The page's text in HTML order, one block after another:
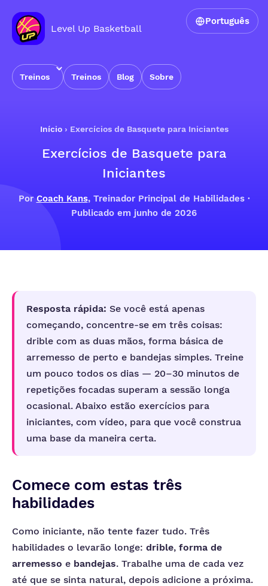
Level Up Basketball
Treinos Treinos Blog Sobre
Português
Início› Exercícios de Basquete para Iniciantes
Exercícios de Basquete para
Iniciantes
Por Coach Kans, Treinador Principal de Habilidades ·
Publicado em junho de 2026
Resposta rápida: Se você está apenas
começando, concentre-se em três coisas:
drible com as duas mãos, forma básica de
arremesso de perto e bandejas simples. Treine
um pouco todos os dias — 20–30 minutos de
repetições focadas superam a sessão longa
ocasional. Abaixo estão exercícios para
iniciantes, com vídeo, para que você construa
uma base da maneira certa.
Comece com estas três
habilidades
Como iniciante, não tente fazer tudo. Três
habilidades o levarão longe: drible, forma de
arremesso e bandejas. Trabalhe uma de cada vez
até que se sinta natural, depois adicione a próxima.